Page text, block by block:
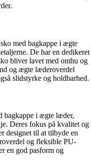
med bagkappe i ægte
De har en dedikeret
bliver lavet med omhu og
og ægte læderoverdel
slidstyrke og holdbarhed.
bagkappe i ægte læder,
Deres fokus på kvalitet og
designet til at tilbyde en
og fleksible PU-
en god pasform og